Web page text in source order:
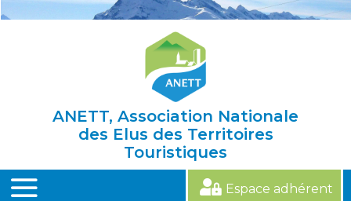
ANETT, Association Nationale
des Elus des Territoires
Touristiques
Espace adhérent